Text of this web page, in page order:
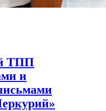
ТПП
и